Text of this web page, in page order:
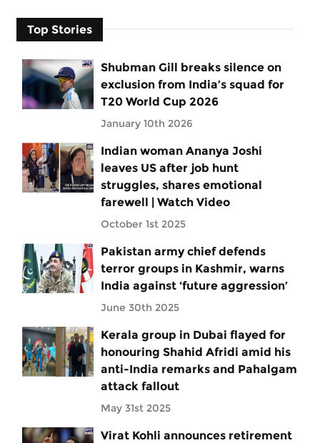
Top Stories
Shubman Gill breaks silence on
exclusion from India’s squad for
T20 World Cup 2026
January 10th 2026
Indian woman Ananya Joshi
leaves US after job hunt
struggles, shares emotional
farewell | Watch Video
October 1st 2025
Pakistan army chief defends
terror groups in Kashmir, warns
India against ‘future aggression’
June 30th 2025
Kerala group in Dubai flayed for
honouring Shahid Afridi amid his
anti-India remarks and Pahalgam
attack fallout
May 31st 2025
Virat Kohli announces retirement